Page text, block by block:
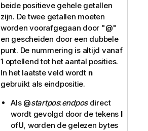
beide positieve gehele getallen
zijn. De twee getallen moeten
worden voorafgegaan door "@"
en gescheiden door een dubbele
punt. De nummering is altijd vanaf
1 optellend tot het aantal posities.
In het laatste veld wordt n
gebruikt als eindpositie.
Als @startpos:endposdirect
wordt gevolgd door de tekens I
ofU, worden de gelezen bytes